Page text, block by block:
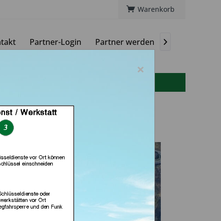
Warenkorb
Partner-Login Partner werden 
×